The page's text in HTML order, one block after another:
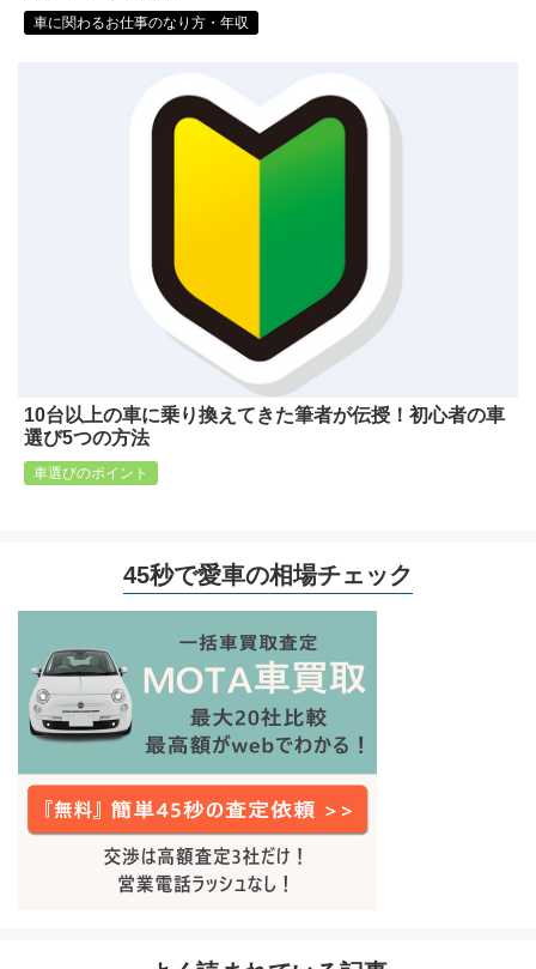
車に関わるお仕事のなり方・年収
10台以上の車に乗り換えてきた筆者が伝授！初心者の車
選び5つの方法
車選びのポイント
45秒で愛車の相場チェック